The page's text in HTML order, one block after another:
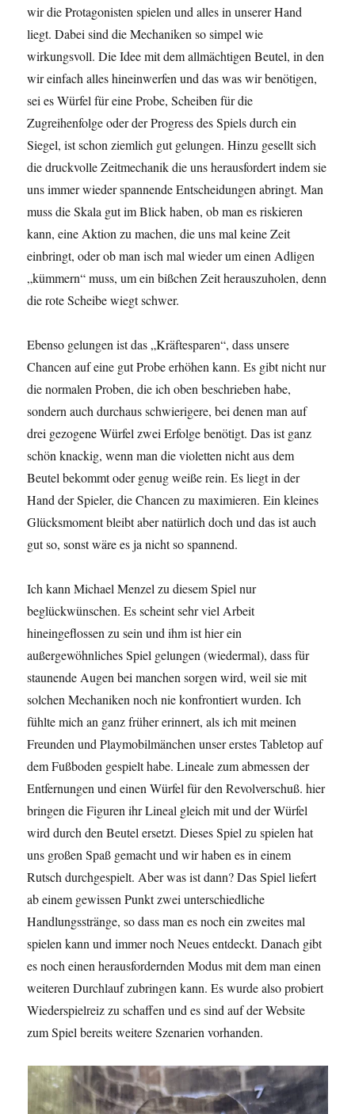
wir die Protagonisten spielen und alles in unserer Hand
liegt. Dabei sind die Mechaniken so simpel wie
wirkungsvoll. Die Idee mit dem allmächtigen Beutel, in den
wir einfach alles hineinwerfen und das was wir benötigen,
sei es Würfel für eine Probe, Scheiben für die
Zugreihenfolge oder der Progress des Spiels durch ein
Siegel, ist schon ziemlich gut gelungen. Hinzu gesellt sich
die druckvolle Zeitmechanik die uns herausfordert indem sie
uns immer wieder spannende Entscheidungen abringt. Man
muss die Skala gut im Blick haben, ob man es riskieren
kann, eine Aktion zu machen, die uns mal keine Zeit
einbringt, oder ob man isch mal wieder um einen Adligen
„kümmern“ muss, um ein bißchen Zeit herauszuholen, denn
die rote Scheibe wiegt schwer.
Ebenso gelungen ist das „Kräftesparen“, dass unsere
Chancen auf eine gut Probe erhöhen kann. Es gibt nicht nur
die normalen Proben, die ich oben beschrieben habe,
sondern auch durchaus schwierigere, bei denen man auf
drei gezogene Würfel zwei Erfolge benötigt. Das ist ganz
schön knackig, wenn man die violetten nicht aus dem
Beutel bekommt oder genug weiße rein. Es liegt in der
Hand der Spieler, die Chancen zu maximieren. Ein kleines
Glücksmoment bleibt aber natürlich doch und das ist auch
gut so, sonst wäre es ja nicht so spannend.
Ich kann Michael Menzel zu diesem Spiel nur
beglückwünschen. Es scheint sehr viel Arbeit
hineingeflossen zu sein und ihm ist hier ein
außergewöhnliches Spiel gelungen (wiedermal), dass für
staunende Augen bei manchen sorgen wird, weil sie mit
solchen Mechaniken noch nie konfrontiert wurden. Ich
fühlte mich an ganz früher erinnert, als ich mit meinen
Freunden und Playmobilmänchen unser erstes Tabletop auf
dem Fußboden gespielt habe. Lineale zum abmessen der
Entfernungen und einen Würfel für den Revolverschuß. hier
bringen die Figuren ihr Lineal gleich mit und der Würfel
wird durch den Beutel ersetzt. Dieses Spiel zu spielen hat
uns großen Spaß gemacht und wir haben es in einem
Rutsch durchgespielt. Aber was ist dann? Das Spiel liefert
ab einem gewissen Punkt zwei unterschiedliche
Handlungsstränge, so dass man es noch ein zweites mal
spielen kann und immer noch Neues entdeckt. Danach gibt
es noch einen herausfordernden Modus mit dem man einen
weiteren Durchlauf zubringen kann. Es wurde also probiert
Wiederspielreiz zu schaffen und es sind auf der Website
zum Spiel bereits weitere Szenarien vorhanden.